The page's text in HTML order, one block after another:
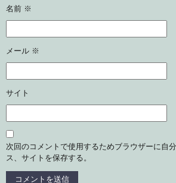
名前 ※
メール ※
サイト
次回のコメントで使用するためブラウザーに自
ス、サイトを保存する。